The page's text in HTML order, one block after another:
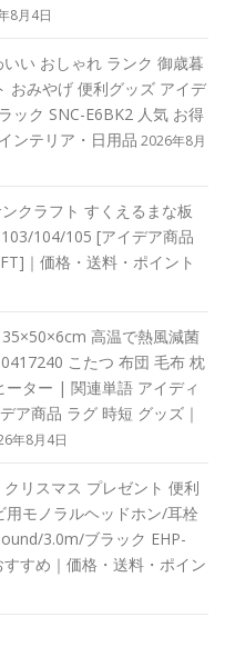
8月4日
い おしゃれ ランク 御歳暮
おみやげ 便利グッズ アイデ
ック SNC-E6BK2 人気 お得
ンテリア・日用品 2026年8月
クラフト すくえるまな板
104/105 [アイデア商品
｜価格・送料・ポイント
高温で熱風減菌
こたつ 布団 毛布 枕
ーター | 関連単語 アイディ
ア商品 ラグ 時短 グッズ｜
年8月4日
リスマス プレゼント 便利
モノラルヘッドホン/耳栓
3.0m/ブラック EHP-
すめ｜価格・送料・ポイン